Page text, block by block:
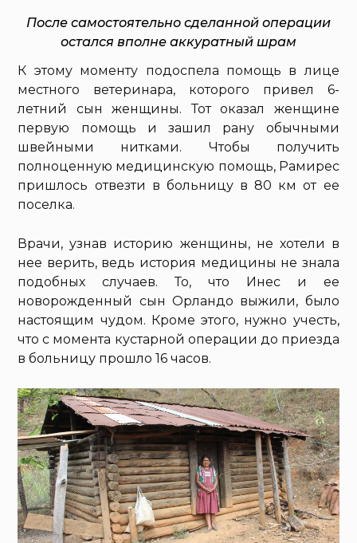
После самостоятельно сделанной операции
остался вполне аккуратный шрам
К этому моменту подоспела помощь в лице
местного ветеринара, которого привел 6-
летний сын женщины. Тот оказал женщине
первую помощь и зашил рану обычными
швейными нитками. Чтобы получить
полноценную медицинскую помощь, Рамирес
пришлось отвезти в больницу в 80 км от ее
поселка.
Врачи, узнав историю женщины, не хотели в
нее верить, ведь история медицины не знала
подобных случаев. То, что Инес и ее
новорожденный сын Орландо выжили, было
настоящим чудом. Кроме этого, нужно учесть,
что с момента кустарной операции до приезда
в больницу прошло 16 часов.